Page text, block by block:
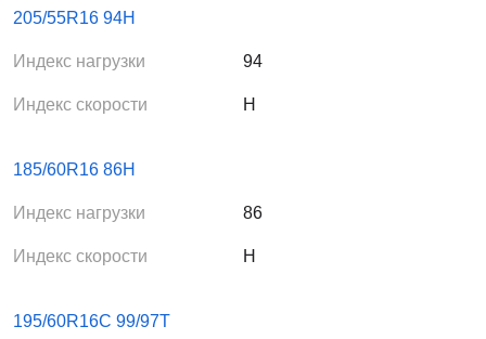
205/55R16 94H
Индекс нагрузки 94
Индекс скорости H
185/60R16 86H
Индекс нагрузки 86
Индекс скорости H
195/60R16C 99/97T